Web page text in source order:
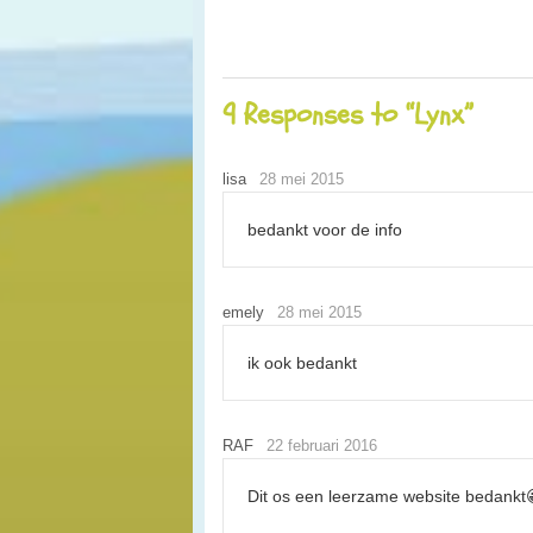
9 Responses to “Lynx”
lisa 28 mei 2015
bedankt voor de info
emely 28 mei 2015
ik ook bedankt
RAF 22 februari 2016
Dit os een leerzame website